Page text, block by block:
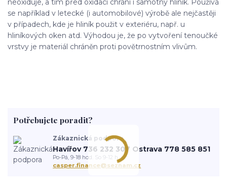
neoxiduje, a tím před oxidací chrání i samotný hliník. Používá
se například v letecké (i automobilové) výrobě ale nejčastěji
v případech, kde je hliník použit v exteriéru, např. u
hliníkových oken atd. Výhodou je, že po vytvoření tenoučké
vrstvy je materiál chráněn proti povětrnostním vlivům.
Potřebujete poradit?
Zákaznická podpora
Havířov 736 232 307 Ostrava 778 585 851
Po-Pá, 9-18 hod. So 9-12 h.
casper.finance@seznam.cz